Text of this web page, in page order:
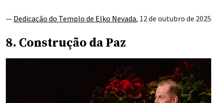
— Dedicação do Templo de Elko Nevada, 12 de outubro de 2025
8. Construção da Paz